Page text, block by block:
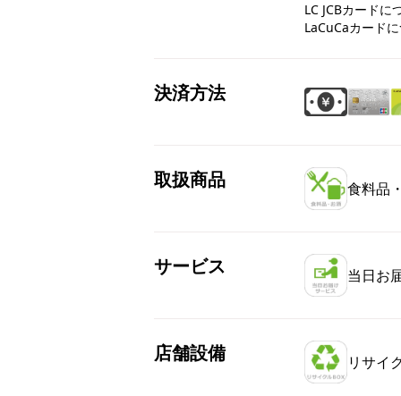
LC JCBカードに
LaCuCaカード
決済方法
取扱商品 食料品
サービス 当日お
店舗設備 リサイ